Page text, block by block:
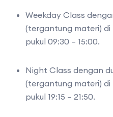
Weekday Class
(tergantung materi) di
pukul 09:30 – 15:00.
Night Class dengan
(tergantung materi) di
pukul 19:15 – 21:50.